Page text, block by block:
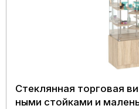
Стеклянная торговая
ными стойками и